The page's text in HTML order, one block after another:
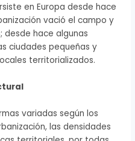
en Europa desde hace
vació el campo y
desde hace algunas
ciudades pequeñas y
territorializados.
variadas según los
las densidades